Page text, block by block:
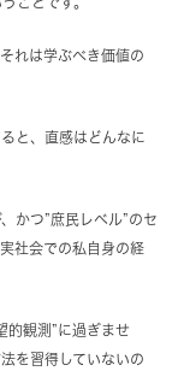
れは学ぶべき価値の
と、直感はどんなに
かつ”庶民レベル”のセ
社会での私自身の経
的観測”に過ぎませ
を習得していないの